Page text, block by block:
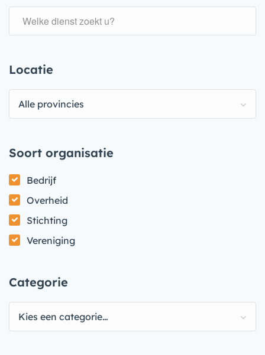
Locatie
Alle provincies
Soort organisatie
Bedrijf
Overheid
Stichting
Vereniging
Categorie
Kies een categorie…